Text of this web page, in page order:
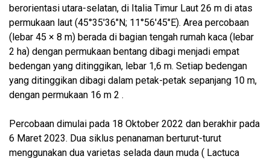
berorientasi utara-selatan, di Italia Timur Laut 26 m di atas
permukaan laut (45°35′36″N; 11°56′45″E). Area percobaan
(lebar 45 × 8 m) berada di bagian tengah rumah kaca (lebar
2 ha) dengan permukaan bentang dibagi menjadi empat
bedengan yang ditinggikan, lebar 1,6 m. Setiap bedengan
yang ditinggikan dibagi dalam petak-petak sepanjang 10 m,
dengan permukaan 16 m 2 .
Percobaan dimulai pada 18 Oktober 2022 dan berakhir pada
6 Maret 2023. Dua siklus penanaman berturut-turut
menggunakan dua varietas selada daun muda ( Lactuca